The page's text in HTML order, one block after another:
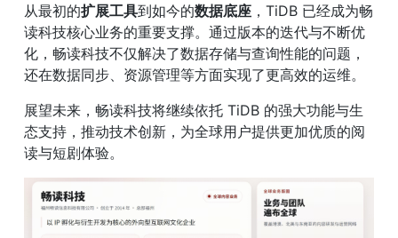
从最初的扩展工具到如今的数据底座 ，TiDB 已经成为畅
读科技核心业务的重要支撑。通过版本的迭代与不断优
化，畅读科技不仅解决了数据存储与查询性能的问题，
还在数据同步、资源管理等方面实现了更高效的运维。
展望未来，畅读科技将继续依托 TiDB 的强大功能与生
态支持，推动技术创新，为全球用户提供更加优质的阅
读与短剧体验。